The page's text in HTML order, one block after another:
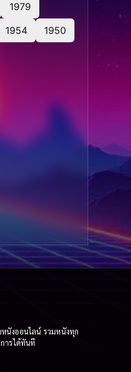
1979
1954
1950
นังออนไลน์ รวมหนังทุก
ารได้ทันที